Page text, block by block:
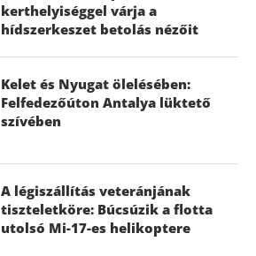
kerthelyiséggel várja a
hídszerkeszet betolás nézőit
Kelet és Nyugat ölelésében:
Felfedezőúton Antalya lüktető
szívében
A légiszállítás veteránjának
tiszteletköre: Búcsúzik a flotta
utolsó Mi-17-es helikoptere